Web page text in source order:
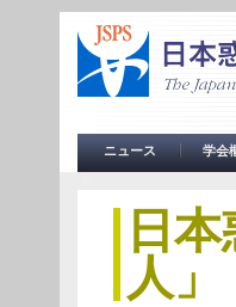
ニュース 学会
日
人」